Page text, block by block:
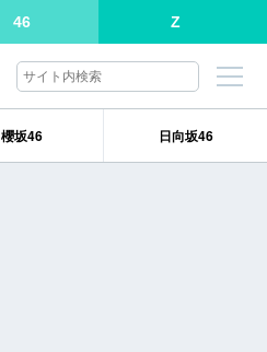
46 Z
櫻坂46 日向坂46